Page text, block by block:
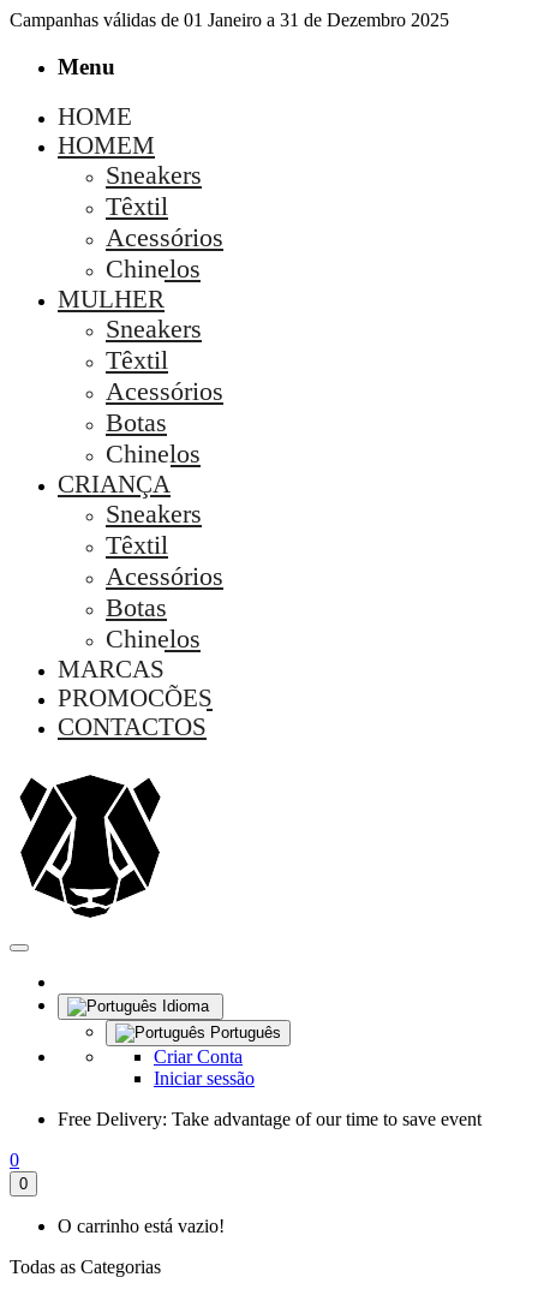
Campanhas válidas de 01 Janeiro a 31 de Dezembro 2025
Menu
HOME
HOMEM
Sneakers
Têxtil
Acessórios
Chinelos
MULHER
Sneakers
Têxtil
Acessórios
Botas
Chinelos
CRIANÇA
Sneakers
Têxtil
Acessórios
Botas
Chinelos
MARCAS
PROMOÇÕES
CONTACTOS
Idioma
Português
Criar Conta
Iniciar sessão
Free Delivery: Take advantage of our time to save event
0
0
O carrinho está vazio!
Todas as Categorias